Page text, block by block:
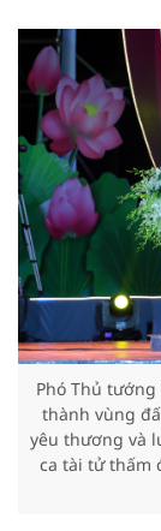
Phó Thủ
thành vùng
yêu thương và
ca tài tử thấm